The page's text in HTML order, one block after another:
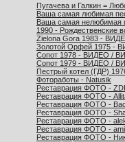
Пугачева и Галкин =
Ваша самая любимая
Ваша самая нелюбимая
1990 - Рождественские
Zielona Gora 1983 -
Золотой Орфей 1975 -
Сопот 1978 - ВИДЕО /
Сопот 1979 - ВИДЕО /
Пестрый котел (ГДР)
Фотоработы - Natusik
Реставрация ФОТО -
Реставрация ФОТО -
Реставрация ФОТО -
Реставрация ФОТО -
Реставрация ФОТО -
Реставрация ФОТО -
Реставрация ФОТО -